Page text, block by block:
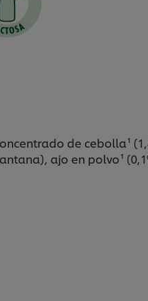
de cebolla¹
ajo en polvo¹